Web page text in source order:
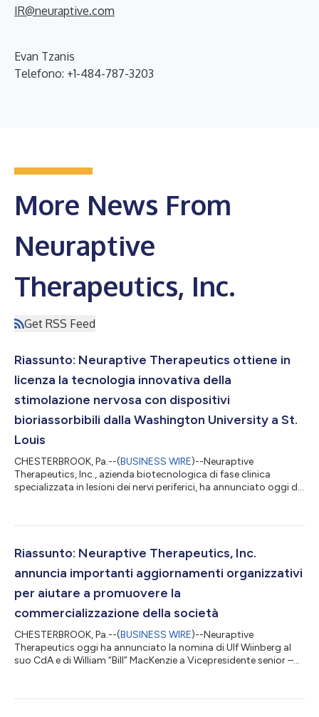
IR@neuraptive.com
Evan Tzanis
Telefono: +1-484-787-3203
More News From
Neuraptive
Therapeutics, Inc.
Get RSS Feed
Riassunto: Neuraptive Therapeutics ottiene in
licenza la tecnologia innovativa della
stimolazione nervosa con dispositivi
bioriassorbibili dalla Washington University a St.
Louis
CHESTERBROOK, Pa.--(BUSINESS WIRE)--Neuraptive
Therapeutics, Inc., azienda biotecnologica di fase clinica
specializzata in lesioni dei nervi periferici, ha annunciato oggi di
wireless bioriassorbibile. Sviluppato da ricercatori della facoltà
University, la tecnologia emette pulsazioni elettriche mirate ai
Riassunto: Neuraptive Therapeutics, Inc.
annuncia importanti aggiornamenti organizzativi
per aiutare a promuovere la
commercializzazione della società
CHESTERBROOK, Pa.--(BUSINESS WIRE)--Neuraptive
Therapeutics oggi ha annunciato la nomina di Ulf Wiinberg al
suo CdA e di William “Bill” MacKenzie a Vicepresidente senior –
carriera globale alle spalle. Come membro del CdA, Wiinberg